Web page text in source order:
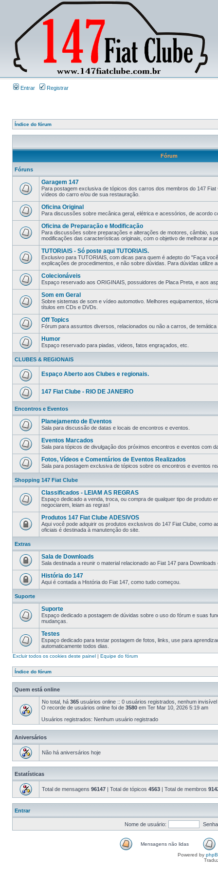
Entrar Registrar
Índice do fórum
Fórum
Fóruns
Garagem 147
Para postagem exclusiva de tópicos dos carros dos membros do 147
vídeos do carro e/ou de sua restauração.
Oficina Original
Para discussões sobre mecânica geral, elétrica e acessórios, de acordo
Oficina de Preparação e Modificação
Para discussões sobre preparações e alterações de motores, câmbio,
modificações das características originais, com o objetivo de melhorar a
TUTORIAIS - Só poste aqui TUTORIAIS.
Exclusivo para TUTORIAIS, com dicas para quem é adepto do "Faça
explicações de procedimentos, e não sobre dúvidas. Para dúvidas utilize
Colecionáveis
Espaço reservado aos ORIGINAIS, possuidores de Placa Preta, e aos
Som em Geral
Sobre sistemas de som e ví­deo automotivo. Melhores equipamentos,
tí­tulos em CDs e DVDs.
Off Topics
Fórum para assuntos diversos, relacionados ou não a carros, de temática
Humor
Espaço reservado para piadas, videos, fatos engraçados, etc.
CLUBES & REGIONAIS
Espaço Aberto aos Clubes e regionais.
147 Fiat Clube - RIO DE JANEIRO
Encontros e Eventos
Planejamento de Eventos
Sala para discussão de datas e locais de encontros e eventos.
Eventos Marcados
Sala para tópicos de divulgação dos próximos encontros e eventos com
Fotos, Vídeos e Comentários de Eventos Realizados
Sala para postagem exclusiva de tópicos sobre os encontros e eventos
Shopping 147 Fiat Clube
Classificados - LEIAM AS REGRAS
Espaço dedicado a venda, troca, ou compra de qualquer tipo de produto
negociarem, leiam as regras!
Produtos 147 Fiat Clube ADESIVOS
Aqui você pode adquirir os produtos exclusivos do 147 Fiat Clube, como
oficiais é destinada à manutenção do site.
Extras
Sala de Downloads
Sala destinada a reunir o material relacionado ao Fiat 147 para Downloads
História do 147
Aqui é contada a História do Fiat 147, como tudo começou.
Suporte
Suporte
Espaço dedicado a postagem de dúvidas sobre o uso do fórum e suas
mudanças.
Testes
Espaço dedicado para testar postagem de fotos, links, use para
automaticamente todos dias.
Excluir todos os cookies deste painel | Equipe do fórum
Índice do fórum
Quem está online
No total, há 365 usuários online :: 0 usuários registrados, nenhum
O recorde de usuários online foi de 3580 em Ter Mar 10, 2026 5:19 am
Usuários registrados: Nenhum usuário registrado
Aniversários
Não há aniversários hoje
Estatísticas
Total de mensagens 96147 | Total de tópicos 4563 | Total de membros
Entrar
Nome de usuário:
Mensagens não lidas
Powered by